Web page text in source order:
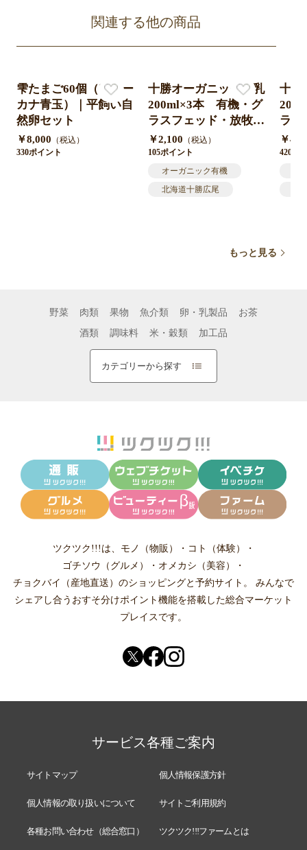
もっと見る
関連する他の商品
雫たまご60個（アロー
カナ青玉）｜平飼い自
然卵セット
￥8,000 （税込）
330ポイント
十勝オーガニック牛乳
200ml×3本 有機・グ
ラスフェッド・放牧・
ノンホモ・低温殺菌・
A2ミルク・北海道十
勝・産地直送
￥2,100 （税込）
105ポイント
オーガニック有機
北海道十勝広尾
十勝
ラス
ノ
A2
￥
420ポ
野菜 肉類 果物 魚介類 卵・乳製品
お茶
酒類
調味料 米・穀類 加工品
カテゴリーから探す
ツクツク!!!は、 モノ（物販） ・ コト（体験）
・
ゴチソウ（グルメ）
・ オメカシ（美容）
・
チョクバイ（産地直送） のショッピングと予約サイト。
みんなで
シェアし合う おすそ分けポイント機能を搭載した総合マーケット
プレイスです。
サービス各種ご案内
サイトマップ 個人情報保護方針
個人情報の取り扱いについて サイトご利用規約
各種お問い合わせ（総合窓口） ツクツク!!!ファームとは